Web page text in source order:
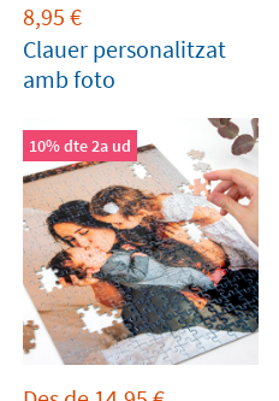
8,95 €
Clauer personalitzat
amb foto
10% dte 2a ud